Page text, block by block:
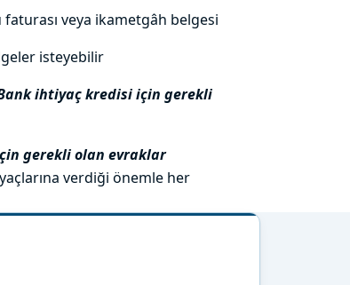
veya ikametgâh belgesi
isteyebilir
ihtiyaç kredisi için gerekli
gerekli olan evraklar
verdiği önemle her